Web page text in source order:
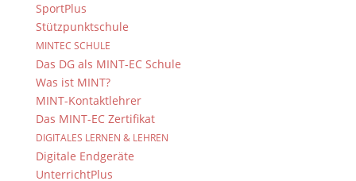
SportPlus
Stützpunktschule
MINTEC SCHULE
Das DG als MINT-EC Schule
Was ist MINT?
MINT-Kontaktlehrer
Das MINT-EC Zertifikat
DIGITALES LERNEN & LEHREN
Digitale Endgeräte
UnterrichtPlus